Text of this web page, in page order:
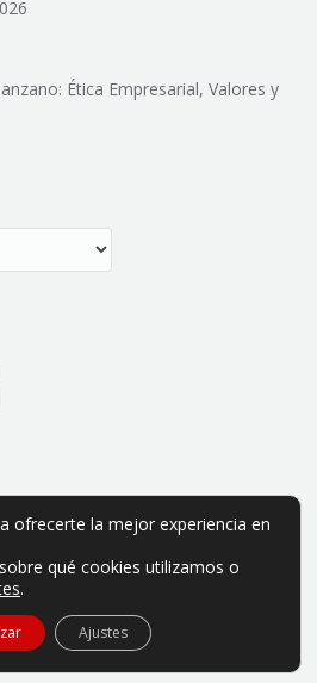
Ética Empresarial, Valores y
privada sin ánimo de lucro.
ofrecerte la mejor experiencia en
qué cookies utilizamos o
.
Ajustes